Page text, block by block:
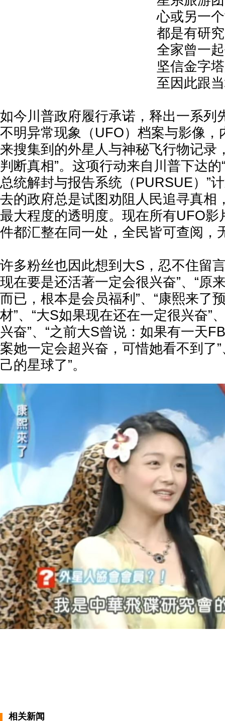
心或另一
都是有研
全家曾一
坚信金字
至因此跟
如今川普政府履行承诺，释出一系列
不明异常现象（UFO）档案与影像，
来搜集到的外星人与神秘飞行物记录
判断真相”。这项行动来自川普下达
总统解封与报告系统（PURSUE）”
去的政府总是试图劝阻人民追寻真相
最大程度的透明度。现在所有UFO影
件都汇整在同一处，全民皆可查阅，
许多粉丝也因此想到大S，忍不住留
现在要是还活著一定会很兴奋”、“原
而已，根本是会员福利”、“康熙来了
材”、“大S如果现在还在一定很兴奋”
兴奋”、“之前大S曾说：如果有一天
案她一定会超兴奋，可惜她看不到了
己的星球了”。
相关新闻